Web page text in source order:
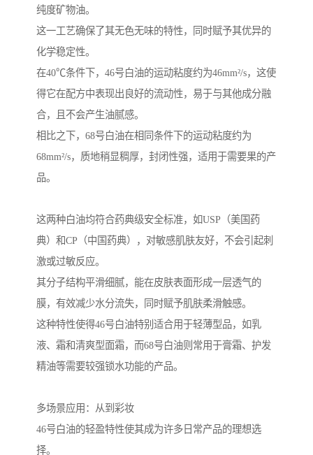
纯度矿物油。
这一工艺确保了其无色无味的特性，同时赋予其优异的
化学稳定性。
在40℃条件下，46号白油的运动粘度约为46mm²/s，这使
得它在配方中表现出良好的流动性，易于与其他成分融
合，且不会产生油腻感。
相比之下，68号白油在相同条件下的运动粘度约为
68mm²/s，质地稍显稠厚，封闭性强，适用于需要果的产
品。
这两种白油均符合药典级安全标准，如USP（美国药
典）和CP（中国药典），对敏感肌肤友好，不会引起刺
激或过敏反应。
其分子结构平滑细腻，能在皮肤表面形成一层透气的
膜，有效减少水分流失，同时赋予肌肤柔滑触感。
这种特性使得46号白油特别适合用于轻薄型品，如乳
液、霜和清爽型面霜，而68号白油则常用于膏霜、护发
精油等需要较强锁水功能的产品。
多场景应用：从到彩妆
46号白油的轻盈特性使其成为许多日常产品的理想选
择。